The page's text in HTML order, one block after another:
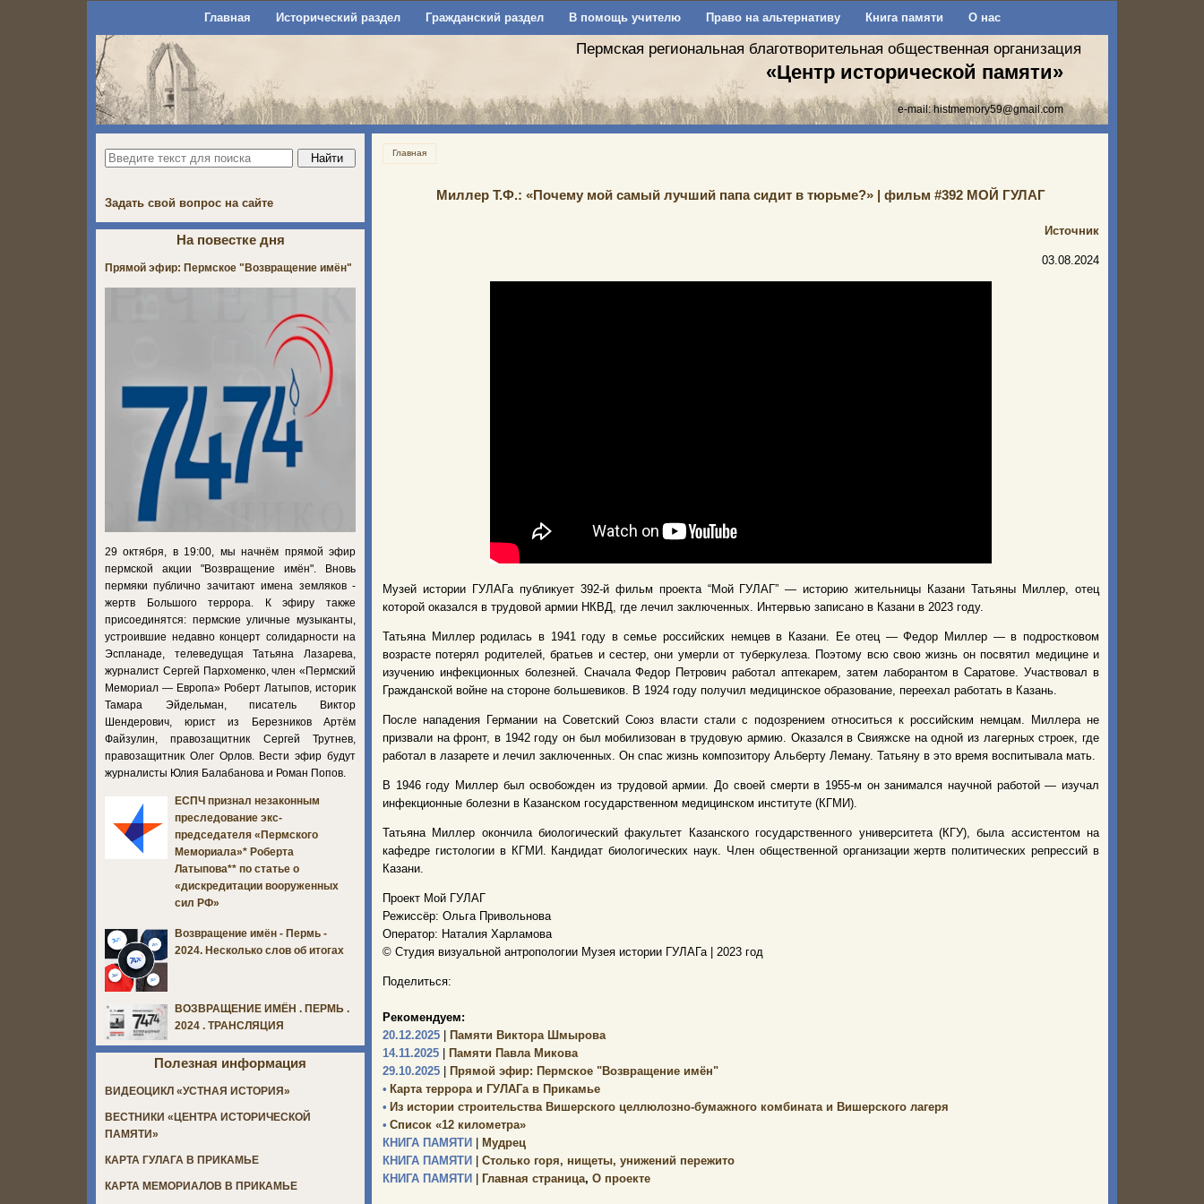
Главная Исторический раздел Гражданский раздел В помощь учителю Право на альтернативу Книга памяти О нас
Пермская региональная благотворительная общественная организация
«Центр исторической памяти»
e-mail:histmemory59@gmail.com
Главная
Миллер Т.Ф.: «Почему мой самый лучший папа сидит в тюрьме?» | фильм #392 МОЙ ГУЛАГ
Источник
03.08.2024
Музей истории ГУЛАГа публикует 392-й фильм проекта “Мой ГУЛАГ” — историю жительницы Казани Татьяны Миллер, отец
которой оказался в трудовой армии НКВД, где лечил заключенных. Интервью записано в Казани в 2023 году.
Татьяна Миллер родилась в 1941 году в семье российских немцев в Казани. Ее отец — Федор Миллер — в подростковом
возрасте потерял родителей, братьев и сестер, они умерли от туберкулеза. Поэтому всю свою жизнь он посвятил медицине и
изучению инфекционных болезней. Сначала Федор Петрович работал аптекарем, затем лаборантом в Саратове. Участвовал в
Гражданской войне на стороне большевиков. В 1924 году получил медицинское образование, переехал работать в Казань.
После нападения Германии на Советский Союз власти стали с подозрением относиться к российским немцам. Миллера не
призвали на фронт, в 1942 году он был мобилизован в трудовую армию. Оказался в Свияжске на одной из лагерных строек, где
работал в лазарете и лечил заключенных. Он спас жизнь композитору Альберту Леману. Татьяну в это время воспитывала мать.
В 1946 году Миллер был освобожден из трудовой армии. До своей смерти в 1955-м он занимался научной работой — изучал
инфекционные болезни в Казанском государственном медицинском институте (КГМИ).
Татьяна Миллер окончила биологический факультет Казанского государственного университета (КГУ), была ассистентом на
кафедре гистологии в КГМИ. Кандидат биологических наук. Член общественной организации жертв политических репрессий в
Казани.
Проект Мой ГУЛАГ
Режиссёр: Ольга Привольнова
Оператор: Наталия Харламова
© Студия визуальной антропологии Музея истории ГУЛАГа | 2023 год
Поделиться:
Рекомендуем:
20.12.2025
Памяти Виктора Шмырова
14.11.2025
Памяти Павла Микова
29.10.2025
Прямой эфир: Пермское "Возвращение имён"
• Карта террора и ГУЛАГа в Прикамье
• Из истории строительства Вишерского целлюлозно-бумажного комбината и Вишерского лагеря
• Список «12 километра»
КНИГА ПАМЯТИ
Мудрец
КНИГА ПАМЯТИ
Столько горя, нищеты, унижений пережито
КНИГА ПАМЯТИ
Главная страница, О проекте
Задать свой вопрос на сайте
На повестке дня
Прямой эфир: Пермское "Возвращение имён"
29 октября, в 19:00, мы начнём прямой эфир
пермской акции "Возвращение имён". Вновь
пермяки публично зачитают имена земляков -
жертв Большого террора. К эфиру также
присоединятся: пермские уличные музыканты,
устроившие недавно концерт солидарности на
Эспланаде, телеведущая Татьяна Лазарева,
журналист Сергей Пархоменко, член «Пермский
Мемориал — Европа» Роберт Латыпов, историк
Тамара Эйдельман, писатель Виктор
Шендерович, юрист из Березников Артём
Файзулин, правозащитник Сергей Трутнев,
правозащитник Олег Орлов. Вести эфир будут
журналисты Юлия Балабанова и Роман Попов.
ЕСПЧ признал незаконным
преследование экс-
председателя «Пермского
Мемориала»* Роберта
Латыпова** по статье о
«дискредитации вооруженных
сил РФ»
Возвращение имён - Пермь -
2024. Несколько слов об итогах
ВОЗВРАЩЕНИЕ ИМЁН . ПЕРМЬ .
2024 . ТРАНСЛЯЦИЯ
Полезная информация
ВИДЕОЦИКЛ «УСТНАЯ ИСТОРИЯ»
ВЕСТНИКИ «ЦЕНТРА ИСТОРИЧЕСКОЙ
ПАМЯТИ»
КАРТА ГУЛАГА В ПРИКАМЬЕ
КАРТА МЕМОРИАЛОВ В ПРИКАМЬЕ